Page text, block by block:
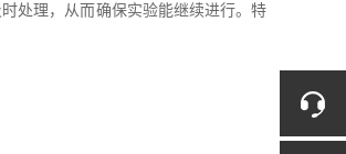
处理，从而确保实验能继续进行。特